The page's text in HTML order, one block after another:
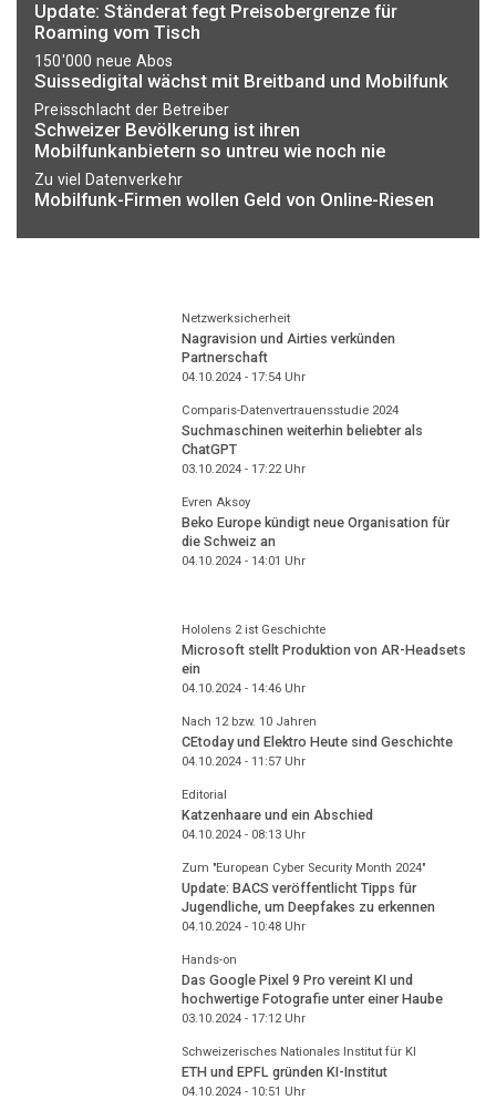
Update: Ständerat fegt Preisobergrenze für
Roaming vom Tisch
150'000 neue Abos
Suissedigital wächst mit Breitband und Mobilfunk
Preisschlacht der Betreiber
Schweizer Bevölkerung ist ihren
Mobilfunkanbietern so untreu wie noch nie
Zu viel Datenverkehr
Mobilfunk-Firmen wollen Geld von Online-Riesen
Netzwerksicherheit
Nagravision und Airties verkünden
Partnerschaft
04.10.2024 - 17:54Uhr
Comparis-Datenvertrauensstudie 2024
Suchmaschinen weiterhin beliebter als
ChatGPT
03.10.2024 - 17:22Uhr
Evren Aksoy
Beko Europe kündigt neue Organisation für
die Schweiz an
04.10.2024 - 14:01 Uhr
Hololens 2 ist Geschichte
Microsoft stellt Produktion von AR-Headsets
ein
04.10.2024 - 14:46Uhr
Nach 12 bzw. 10 Jahren
CEtoday und Elektro Heute sind Geschichte
04.10.2024 - 11:57Uhr
Editorial
Katzenhaare und ein Abschied
04.10.2024 - 08:13Uhr
Zum "European Cyber Security Month 2024"
Update: BACS veröffentlicht Tipps für
Jugendliche, um Deepfakes zu erkennen
04.10.2024 - 10:48Uhr
Hands-on
Das Google Pixel 9 Pro vereint KI und
hochwertige Fotografie unter einer Haube
03.10.2024 - 17:12Uhr
Schweizerisches Nationales Institut für KI
ETH und EPFL gründen KI-Institut
04.10.2024 - 10:51 Uhr